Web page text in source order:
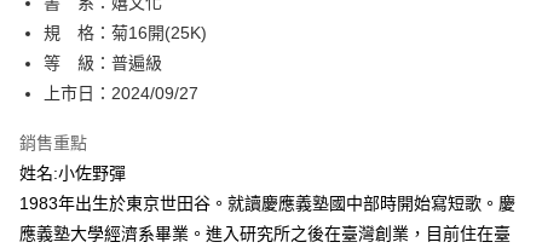
【「AFTEE先享後付」結帳流程】
１．於結帳方式選擇「AFTEE先享後付」後，將跳轉至「AFTEE先享後付」
結帳頁面，進行簡訊認證並確認金額後，即可完成結帳。
２．訂單成立數日內，您將收到繳費通知簡訊。
ATM／網路銀行／等多元方式進行付款，方視為交易完成。
※ 請注意：結帳手續完成當下不需立刻繳費，但若您需要取消訂單，請聯絡
購買商品的店家。未經商家同意取消之訂單仍視為有效，需透過AFTEE先享
後付繳納相關費用。
※ 交易是否成功請以「AFTEE先享後付 」之結帳頁面顯示為準，若有關於
全家取貨付款
每筆NT$80，滿NT$500(含以上)免運費
付款後全家取貨
每筆NT$80，滿NT$500(含以上)免運費
付款後萊爾富取貨
規 格：菊16開(25K)
等 級：普遍級
上市日：2024/09/27
銷售重點
姓名:小佐野彈
1983年出生於東京世田谷。就讀慶應義塾國中部時開始寫短歌。慶
應義塾大學經濟系畢業。進入研究所之後在臺灣創業，目前住在臺